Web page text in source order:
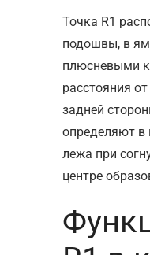
Точка R1
подошвы, в
плюсневыми
расстояния
задней
определяют в
лежа при
центре